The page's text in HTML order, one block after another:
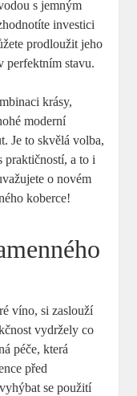
s jemným
investici
prodloužit jeho
perfektním stavu.
krásy,
moderní
Je to skvělá volba,
praktičností, a to i
o novém
koberce!
víno, si zaslouží
vydržely co
péče, která
před
se použití